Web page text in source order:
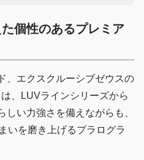
個性のあるプレミア
、エクスクルーシブゼウスの
、LUVラインシリーズから
い力強さを備えながらも、
いを磨き上げるプラログラ